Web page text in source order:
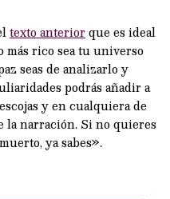
texto anteriorque es ideal
más rico sea tu universo
seas de analizarlo y
podrás añadir a
y en cualquiera de
la narración. Si no quieres
ya sabes».